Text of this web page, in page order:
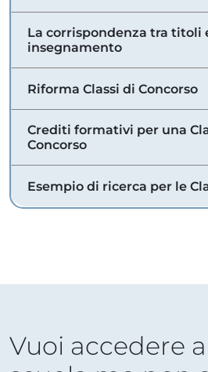
La corrispondenza tra titoli
insegnamento
Riforma Classi di Concorso
Crediti formativi per una
Concorso
Esempio di ricerca per le
Vuoi accedere